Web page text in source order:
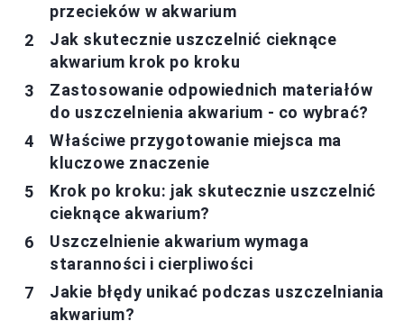
przecieków w akwarium
Jak skutecznie uszczelnić cieknące
akwarium krok po kroku
Zastosowanie odpowiednich materiałów
do uszczelnienia akwarium - co wybrać?
Właściwe przygotowanie miejsca ma
kluczowe znaczenie
Krok po kroku: jak skutecznie uszczelnić
cieknące akwarium?
Uszczelnienie akwarium wymaga
staranności i cierpliwości
Jakie błędy unikać podczas uszczelniania
akwarium?